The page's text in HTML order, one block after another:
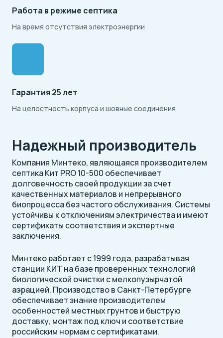
Работа в режиме септика
На время отсутствия электроэнергии
Гарантия 25 лет
На целостность корпуса и шовные соединения
Надежный производитель
Компания Минтеко, являющаяся производителем
септика Кит PRO 10-500 обеспечивает
долговечность своей продукции за счет
качественных материалов и непрерывного
биопроцесса без частого обслуживания. Системы
устойчивы к отключениям электричества и имеют
сертификаты соответствия и экспертные
заключения.
Минтеко работает с 1999 года, разрабатывая
станции КИТ на базе проверенных технологий
биологической очистки с мелкопузырчатой
аэрацией. Производство в Санкт-Петербурге
обеспечивает знание производителем
особенностей местных грунтов и быструю
доставку, монтаж под ключ и соответствие
российским нормам с сертификатами.